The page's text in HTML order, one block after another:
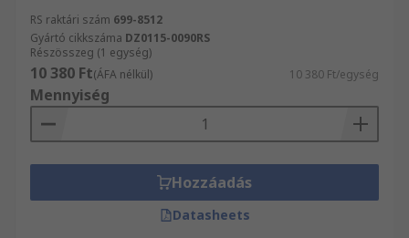
RS raktári szám 699-8512
Gyártó cikkszáma DZ0115-0090RS
Részösszeg (1 egység)
10 380 Ft(ÁFA nélkül) 10 380 Ft/egység
Mennyiség
Hozzáadás
Datasheets